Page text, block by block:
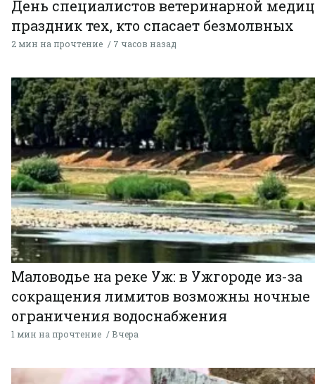
День специалистов ветеринарной
праздник тех, кто спасает безмолвных
2 мин на прочтение 7 часов назад
Маловодье на реке Уж: в Ужгороде из-за
сокращения лимитов возможны ночные
ограничения водоснабжения
1 мин на прочтение Вчера